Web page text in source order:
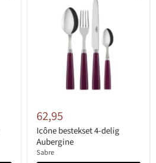
62,95
Icône bestekset 4-delig
Aubergine
Sabre